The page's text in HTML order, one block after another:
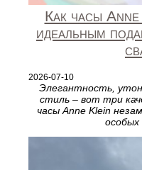
Как часы
идеальным
2026-07-10
Элегантность,
стиль – вот три
часы Anne Klein